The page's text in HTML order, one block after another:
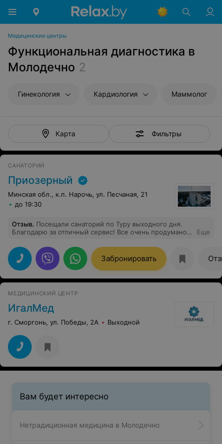
Медицинские центры
Функциональная диагностика в
Молодечно 2
Гинекология Кардиология Маммолог
Карта Фильтры
САНАТОРИЙ
Приозерный
Минская обл., к.п. Нарочь, ул. Песчаная, 21
до 19:30
Отзыв. Посещали санаторий по Туру выходного дня.
Благодарю за отличный сервис! Все очень продумано,
Посетили СПА с басейном - релакс полный. Спасибо.
Думаем устроить себе отдых у вас еще раз летом.
Еще
Забронировать
МЕДИЦИНСКИЙ ЦЕНТР
ИгалМед
г. Сморгонь, ул. Победы, 2А Выходной
Вам будет интересно
Нетрадиционная медицина в Молодечно